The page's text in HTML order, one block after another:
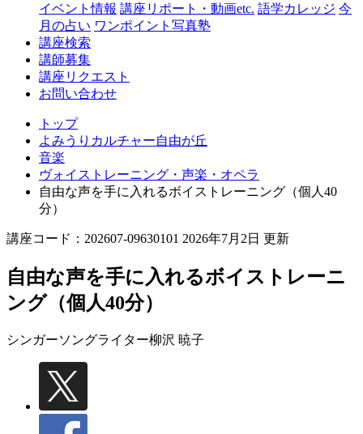
丘
イベント情報 講座リポート・動画etc. 語学カレッジ 今
月の占い ワンポイント写真塾
講座検索
講師募集
講座リクエスト
お問い合わせ
トップ
よみうりカルチャー自由が丘
音楽
ヴォイストレーニング・声楽・オペラ
自由な声を手に入れるボイストレーニング（個人40
分）
講座コード：202607-09630101 2026年7月2日 更新
自由な声を手に入れるボイストレーニ
ング（個人40分）
シンガーソングライター柳沢 暁子